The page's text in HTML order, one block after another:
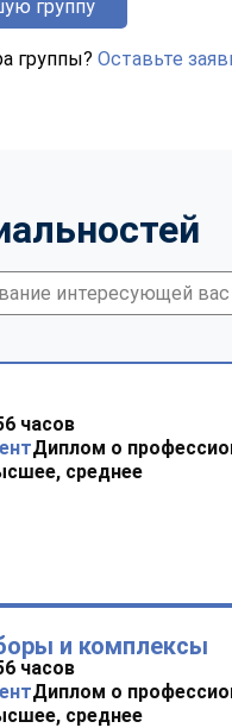
группу
группы? Оставьте
часов
Диплом о
среднее
и комплексы
часов
Диплом о
среднее